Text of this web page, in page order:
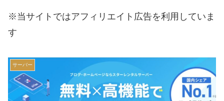
※当サイトではアフィリエイト広告を利用していま
す
サーバー